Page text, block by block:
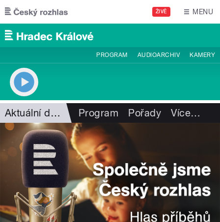
Přejít k hlavnímu obsahu
ŽIVĚ MENU
PROGRAM AUDIOARCHIV KAMERY
Aktuální dění Program Pořady Více…